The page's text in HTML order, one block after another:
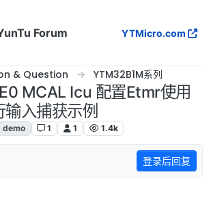
Forum
YTMicro.com
& Question YTM32B1M系列
MCAL Icu 配置Etmr使用
入捕获示例
demo 1 1 1.4k
登录后回复